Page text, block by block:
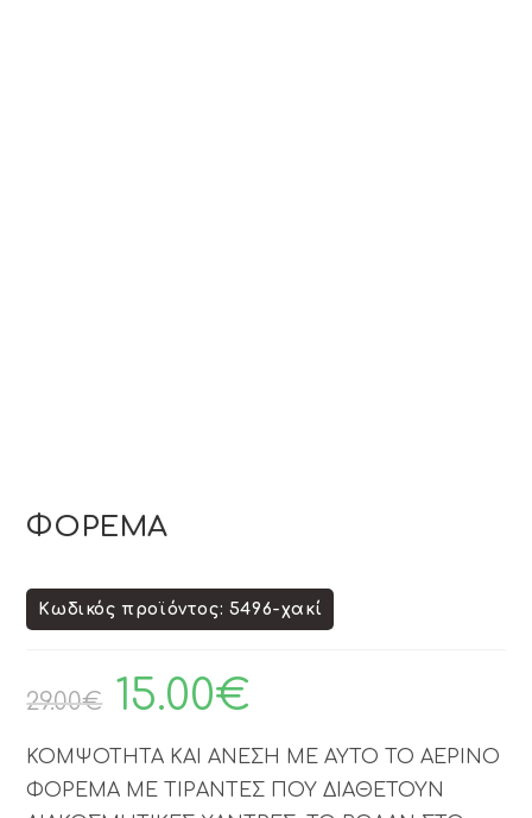
ΦΟΡΕΜΑ
Κωδικός προϊόντος: 5496-χακί
29.00€ 15.00€
ΚΟΜΨΟΤΗΤΑ ΚΑΙ ΑΝΕΣΗ ΜΕ ΑΥΤΟ ΤΟ ΑΕΡΙΝΟ
ΦΟΡΕΜΑ ΜΕ ΤΙΡΑΝΤΕΣ ΠΟΥ ΔΙΑΘΕΤΟΥΝ